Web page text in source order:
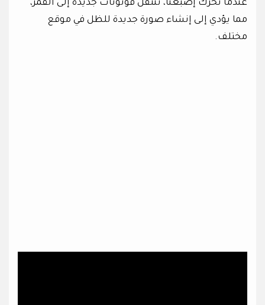
عندما نحرك إصبعنا، تنتقل فوتونات جديدة إلى القمر،
مما يؤدي إلى إنشاء صورة جديدة للظل في موقع
مختلف.